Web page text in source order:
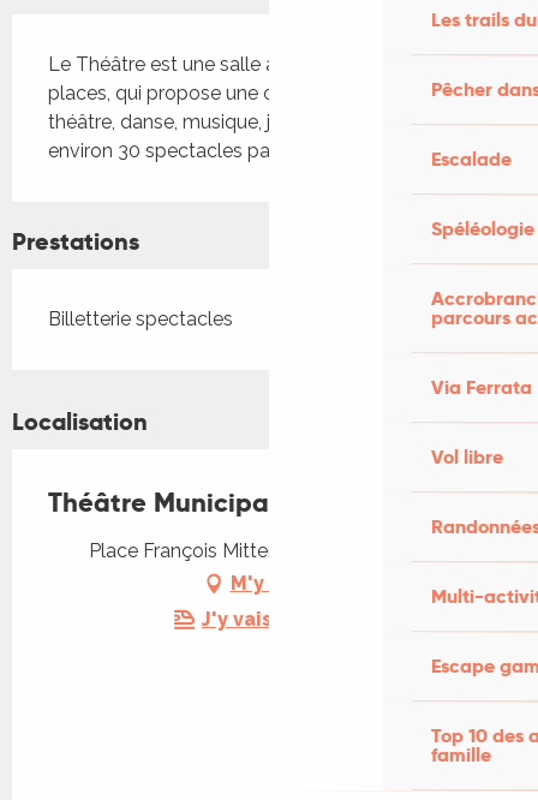
Les trails
Pêcher
Escalade
Spéléologie
parcours
Via Ferrata
Vol libre
Multi-
Escape
Top 10 des
famille
Le Théâtre est une salle à l’italienne de 400
places, qui propose une offre culturelle variée :
théâtre, danse, musique, jeune public. Il y a
environ 30 spectacles par saison.
Prestations
Billetterie spectacles
Localisation
Théâtre Municipal
Place François Mitterrand, 46000 Cahors
M'y rendre
J'y vais en train !